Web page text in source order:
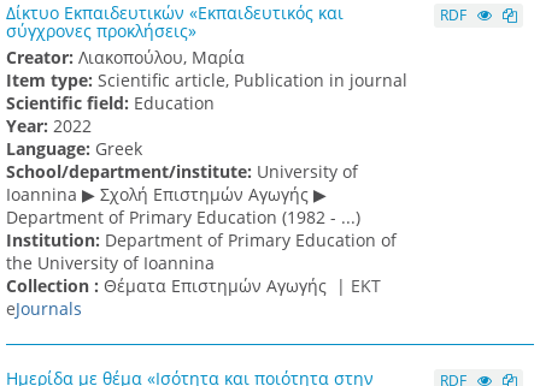
Δίκτυο Εκπαιδευτικών «Εκπαιδευτικός και
σύγχρονες προκλήσεις»
Creator: Λιακοπούλου, Μαρία
Item type: Scientific article, Publication in journal
Scientific field: Education
Υear: 2022
Language: Greek
School/department/institute: University of
Ioannina ▶ Σχολή Επιστημών Αγωγής ▶
Department of Primary Education (1982 - ...)
Institution: Department of Primary Education of
the University of Ioannina
Collection : Θέματα Επιστημών Αγωγής | ΕΚΤ
eJournals
RDF
Ημερίδα με θέμα «Ισότητα και ποιότητα στην RDF